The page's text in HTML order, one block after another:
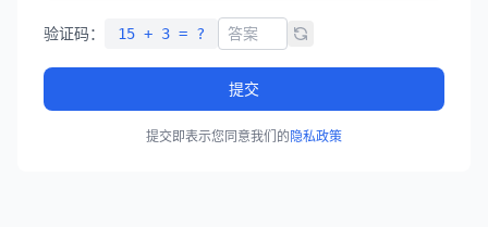
验证码： 15 + 3 = ?
提交
提交即表示您同意我们的隐私政策